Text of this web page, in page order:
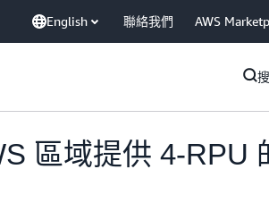
English 聯絡我們 AWS
區域提供 4-RPU